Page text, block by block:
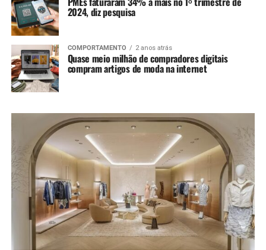
2024, diz pesquisa
COMPORTAMENTO 2 anos atrás
Quase meio milhão de compradores digitais
compram artigos de moda na internet